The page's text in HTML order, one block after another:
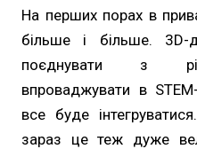
На перших порах в
більше і більше.
поєднувати з
впроваджувати в
все буде
зараз це теж дуже